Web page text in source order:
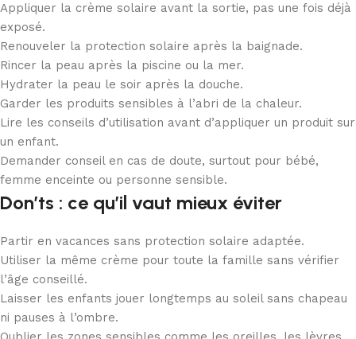
Appliquer la crème solaire avant la sortie, pas une fois déjà
exposé.
Renouveler la protection solaire après la baignade.
Rincer la peau après la piscine ou la mer.
Hydrater la peau le soir après la douche.
Garder les produits sensibles à l’abri de la chaleur.
Lire les conseils d’utilisation avant d’appliquer un produit sur
un enfant.
Demander conseil en cas de doute, surtout pour bébé,
femme enceinte ou personne sensible.
Don’ts : ce qu’il vaut mieux éviter
Partir en vacances sans protection solaire adaptée.
Utiliser la même crème pour toute la famille sans vérifier
l’âge conseillé.
Laisser les enfants jouer longtemps au soleil sans chapeau
ni pauses à l’ombre.